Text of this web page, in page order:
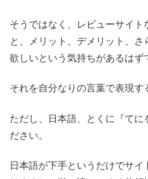
そうではなく、レビューサイト
と、メリット、デメリット、さ
欲しいという気持ちがあるはず
それを自分なりの言葉で表現す
ただし、日本語、とくに『てに
ださい。
日本語が下手というだけでサ